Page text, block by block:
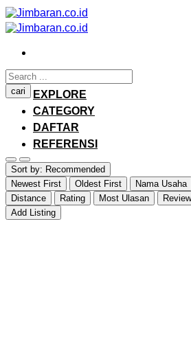
Skip
to
content
HOME
EXPLORE
CATEGORY
DAFTAR
REFERENSI
Login / Register
cari
Sort by: Recommended
Newest First
Oldest First Nama Usaha
Distance
Rating Most Ulasan
Add Listing